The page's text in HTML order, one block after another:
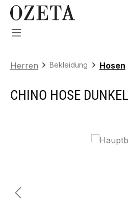
Zum Hauptinhalt springen
Herren Bekleidung Hosen
CHINO HOSE
Bildergalerie überspringen